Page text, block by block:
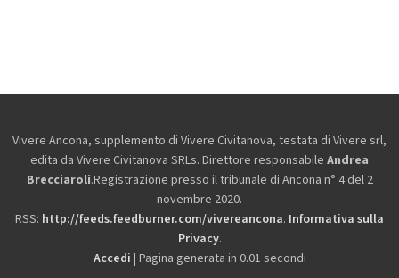
Vivere Ancona, supplemento di Vivere Civitanova, testata di Vivere srl,
edita da Vivere Civitanova SRLs. Direttore responsabile Andrea
Brecciaroli.Registrazione presso il tribunale di Ancona n° 4 del 2
novembre 2020.
RSS: http://feeds.feedburner.com/vivereancona. Informativa sulla
Privacy.
Accedi | Pagina generata in 0.01 secondi